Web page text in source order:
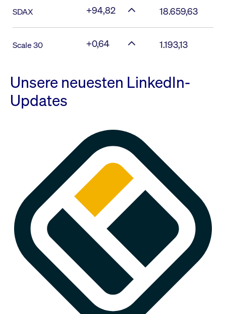
SDAX +94,82 18.659,63
Scale 30 +0,64 1.193,13
Unsere neuesten LinkedIn-
Updates